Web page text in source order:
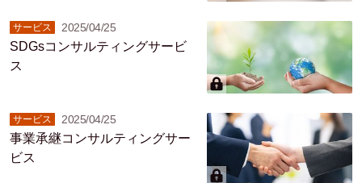
サービス 2025/04/25
SDGsコンサルティングサービ
ス
サービス 2025/04/25
事業承継コンサルティングサー
ビス